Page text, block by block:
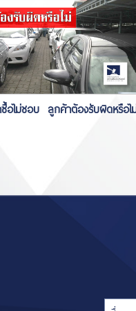
อไม่ชอบ ลูกค้าต้องรับผิดหรือไ